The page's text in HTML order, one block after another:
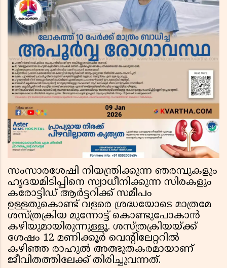
സംസാരശേഷി നിയന്ത്രിക്കുന്ന ഞരമ്പുകളും
ഹൃദയമിടിപ്പിനെ സ്വാധീനിക്കുന്ന സിരകളും
കരോട്ടിഡ് ആർട്ടറിക്ക് സമീപം
ഉള്ളതുകൊണ്ട് വളരെ ശ്രദ്ധയോടെ മാത്രമേ
ശസ്ത്രക്രിയ മുന്നോട്ട് കൊണ്ടുപോകാൻ
കഴിയുമായിരുന്നുള്ളൂ. ശസ്ത്രക്രിയയ്ക്ക്
ശേഷം 12 മണിക്കൂർ വെന്റിലേറ്ററിൽ
കഴിഞ്ഞ രാഹുൽ അത്ഭുതകരമായാണ്
ജീവിതത്തിലേക്ക് തിരിച്ചുവന്നത്.